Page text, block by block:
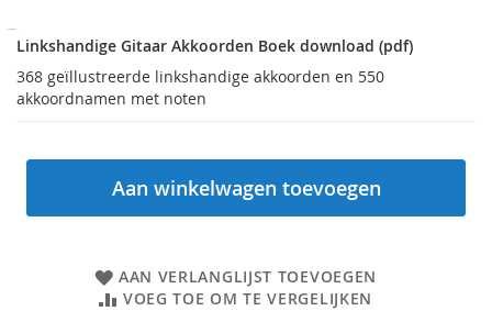
Linkshandige
Gitaar
Akkoorden
Boek
Linkshandige Gitaar Akkoorden Boek download (pdf)
368 geïllustreerde linkshandige akkoorden en 550
akkoordnamen met noten
Aan winkelwagen toevoegen
AAN VERLANGLIJST TOEVOEGEN
VOEG TOE OM TE VERGELIJKEN